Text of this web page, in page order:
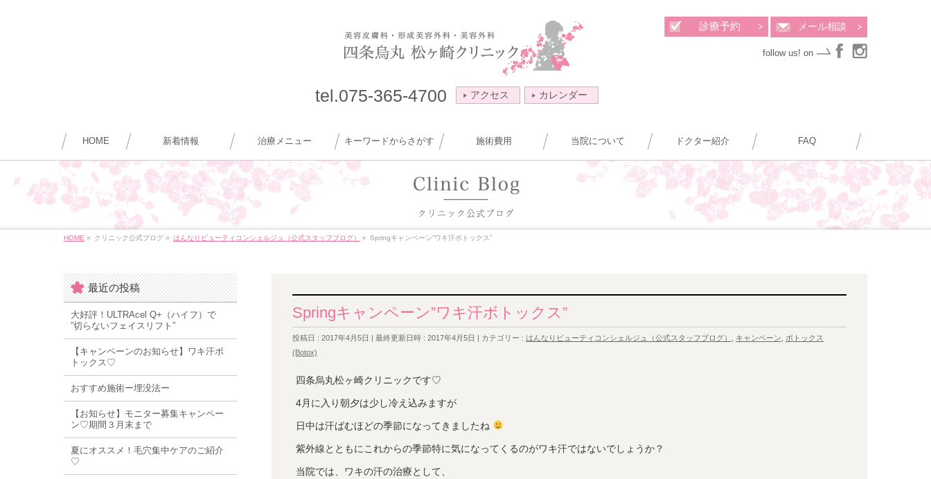
診療予約 メール相談
follow us! on
tel.075-365-4700 アクセス カレンダー
HOME 新着情報 治療メニュー キーワードからさがす 施術費用 当院について ドクター紹介 FAQ
HOME » クリニック公式ブログ » はんなりビューティコンシェルジュ（公式スタッフブログ） » Springキャンペーン”ワキ汗ボトックス”
Springキャンペーン”ワキ汗ボトックス”
投稿日 : 2017年4月5日 最終更新日時 : 2017年4月5日 カテゴリー : はんなりビューティコンシェルジュ（公式スタッフブログ） キャンペーン
ボトックス
(Botox)
四条烏丸松ヶ崎クリニックです♡
4月に入り朝夕は少し冷え込みますが
日中は汗ばむほどの季節になってきましたね
紫外線とともにこれからの季節特に気になってくるのがワキ汗ではないでしょうか？
当院では、ワキの汗の治療として、
最近の投稿
大好評！ULTRAcel Q+（ハイフ）で
”切らないフェイスリフト”
【キャンペーンのお知らせ】ワキ汗ボ
トックス♡
おすすめ施術ー埋没法ー
【お知らせ】モニター募集キャンペー
ン♡期間３月末まで
夏にオススメ！毛穴集中ケアのご紹介
♡